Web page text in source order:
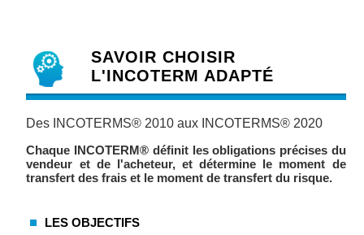
SAVOIR CHOISIR
L'INCOTERM ADAPTÉ
Des INCOTERMS® 2010 aux INCOTERMS® 2020
Chaque INCOTERM® définit les obligations précises du
vendeur et de l'acheteur, et détermine le moment de
transfert des frais et le moment de transfert du risque.
LES OBJECTIFS